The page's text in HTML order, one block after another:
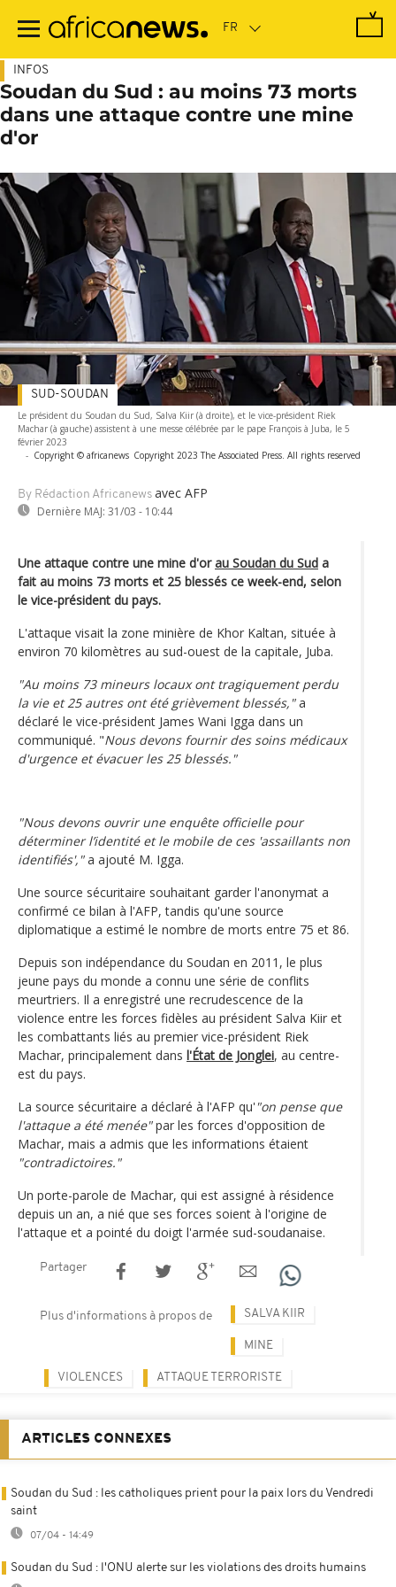
contenu
INFOS
Soudan du Sud : au moins 73 morts
dans une attaque contre une mine
d'or
Le président du Soudan du Sud, Salva Kiir (à droite), et le vice-président Riek
Machar (à gauche) assistent à une messe célébrée par le pape François à Juba, le 5
février 2023
- Copyright © africanews Copyright 2023 The Associated Press. All rights reserved
By Rédaction Africanews avec AFP
Dernière MAJ: 31/03 - 10:44
SUD-SOUDAN
Une attaque contre une mine d'or au Soudan du Sud a
fait au moins 73 morts et 25 blessés ce week-end, selon
le vice-président du pays.
L'attaque visait la zone minière de Khor Kaltan, située à
environ 70 kilomètres au sud-ouest de la capitale, Juba.
"Au moins 73 mineurs locaux ont tragiquement perdu
la vie et 25 autres ont été grièvement blessés,"a
déclaré le vice-président James Wani Igga dans un
communiqué. "Nous devons fournir des soins médicaux
d'urgence et évacuer les 25 blessés."
"Nous devons ouvrir une enquête officielle pour
déterminer l’identité et le mobile de ces 'assaillants non
identifiés',"a ajouté M. Igga.
Une source sécuritaire souhaitant garder l'anonymat a
confirmé ce bilan à l'AFP, tandis qu'une source
diplomatique a estimé le nombre de morts entre 75 et 86.
Depuis son indépendance du Soudan en 2011, le plus
jeune pays du monde a connu une série de conflits
meurtriers. Il a enregistré une recrudescence de la
violence entre les forces fidèles au président Salva Kiir et
les combattants liés au premier vice-président Riek
Machar, principalement dans l'État de Jonglei, au centre-
est du pays.
La source sécuritaire a déclaré à l'AFP qu' "on pense que
l'attaque a été menée"par les forces d'opposition de
Machar, mais a admis que les informations étaient
"contradictoires."
Un porte-parole de Machar, qui est assigné à résidence
depuis un an, a nié que ses forces soient à l'origine de
l'attaque et a pointé du doigt l'armée sud-soudanaise.
Partager
Plus d'informations à propos de SALVA KIIR
MINE
VIOLENCES ATTAQUE TERRORISTE
ARTICLES CONNEXES
Soudan du Sud : les catholiques prient pour la paix lors du Vendredi
saint
07/04 - 14:49
Soudan du Sud : l'ONU alerte sur les violations des droits humains